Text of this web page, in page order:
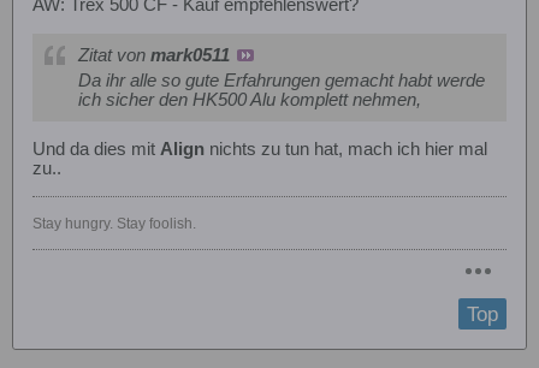
AW: Trex 500 CF - Kauf empfehlenswert?
Zitat von mark0511
Da ihr alle so gute Erfahrungen gemacht habt werde
ich sicher den HK500 Alu komplett nehmen,
Und da dies mit Align nichts zu tun hat, mach ich hier mal
zu..
Stay hungry. Stay foolish.
Top